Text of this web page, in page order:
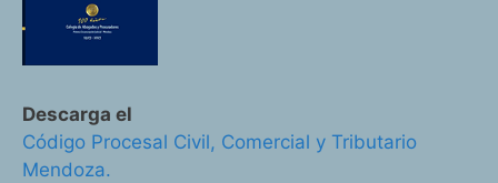
Descarga el
Código Procesal Civil, Comercial y Tributario
Mendoza.